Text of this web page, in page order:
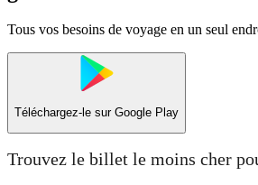
Tous vos besoins de voyage en un seul
Téléchargez-le sur Google Play
Trouvez le billet le moins cher